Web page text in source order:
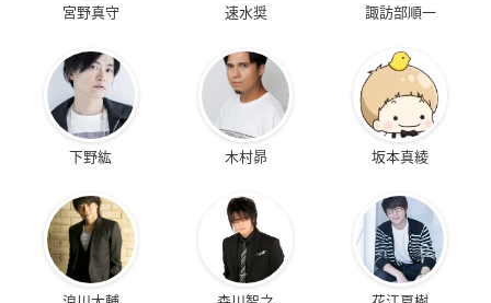
宮野真守 速水奨 諏訪部順一
下野紘 木村昴 坂本真綾